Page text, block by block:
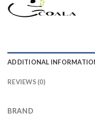
ADDITIONAL
REVIEWS (0)
BRAND